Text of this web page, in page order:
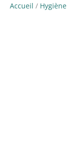
Accueil / Hygiène